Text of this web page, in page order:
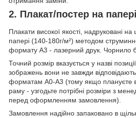
2. Плакат/постер на папері
Плакати високої якості, надруковані
папері (140-180г/м²) методом
формату А3 - лазерний друк. Чорнило
Точний розмір вказується у назві
зображень вони не завжди
форматам А0-А3 (тому якщо плануєте
раму - узгодьте потрібні розміри з
перед оформленням замовлення).
Замовлення надійно запаковано в